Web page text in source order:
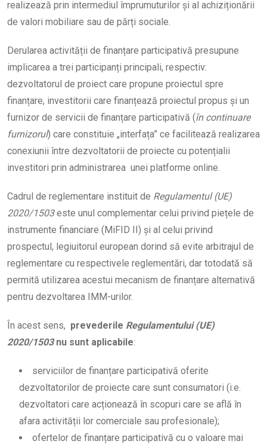
realizează prin intermediul împrumuturilor și al achiziționării
de valori mobiliare sau de părți sociale.
Derularea activității de finanțare participativă presupune
implicarea a trei participanți principali, respectiv:
dezvoltatorul de proiect care propune proiectul spre
finanțare, investitorii care finanțează proiectul propus și un
furnizor de servicii de finanțare participativă (în continuare
furnizorul) care constituie „interfața” ce facilitează realizarea
conexiunii între dezvoltatorii de proiecte cu potențialii
investitori prin administrarea unei platforme online.
Cadrul de reglementare instituit de Regulamentul (UE)
2020/1503este unul complementar celui privind piețele de
instrumente financiare (MiFID II) și al celui privind
prospectul, legiuitorul european dorind să evite arbitrajul de
reglementare cu respectivele reglementări, dar totodată să
permită utilizarea acestui mecanism de finanțare alternativă
pentru dezvoltarea IMM-urilor.
În acest sens, prevederile Regulamentului (UE)
2020/1503 nu sunt aplicabile:
serviciilor de finanțare participativă oferite
dezvoltatorilor de proiecte care sunt consumatori (i.e.
dezvoltatori care acționează în scopuri care se află în
afara activității lor comerciale sau profesionale);
ofertelor de finanțare participativă cu o valoare mai